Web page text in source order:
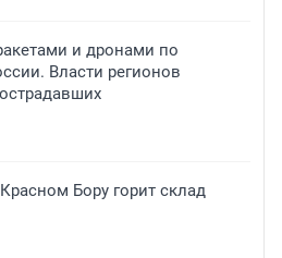
и дронами по
Власти регионов
Бору горит склад